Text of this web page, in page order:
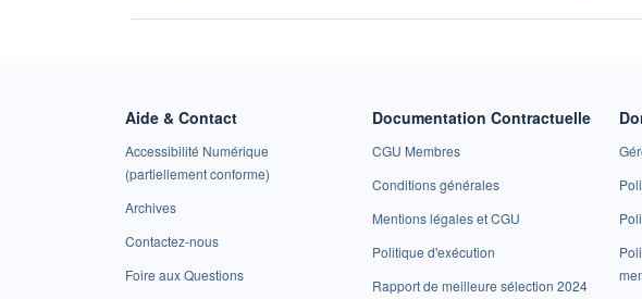
Aide & Contact
Accessibilité Numérique
(partiellement conforme)
Archives
Contactez-nous
Foire aux Questions
Documentation Contractuelle
CGU Membres
Conditions générales
Mentions légales et CGU
Politique d'exécution
Rapport de meilleure sélection 2024